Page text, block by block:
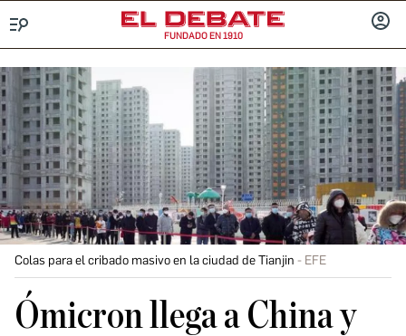
FUNDADO EN 1910
Colas para el cribado masivo en la ciudad de Tianjin EFE
Ómicron llega a China y